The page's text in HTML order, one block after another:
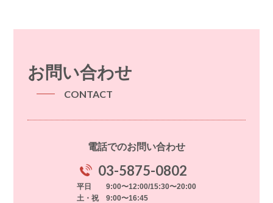
お問い合わせ
CONTACT
電話でのお問い合わせ
03-5875-0802
平日 9:00〜12:00/15:30〜20:00
土・祝 9:00〜16:45